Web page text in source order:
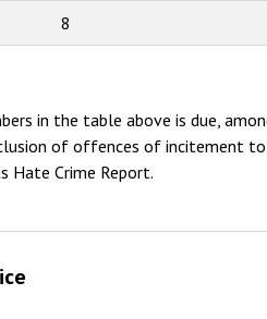
8
in the table above is due,
of offences of incitement
Hate Crime Report.